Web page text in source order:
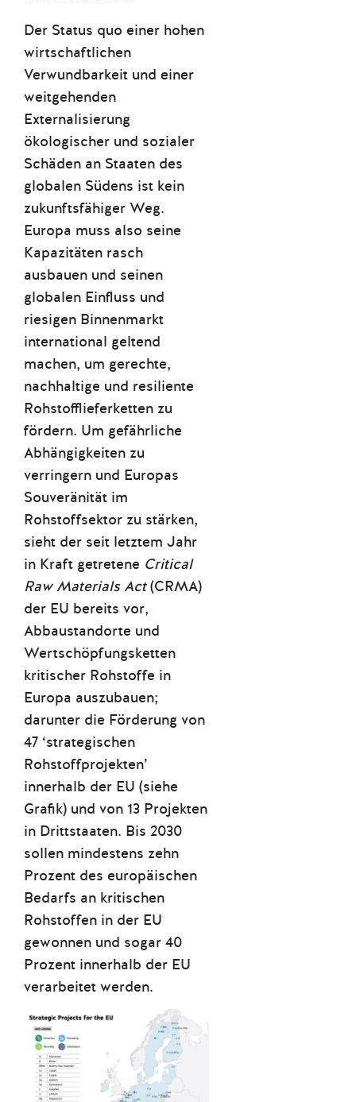
Der Status quo einer hohen
wirtschaftlichen
Verwundbarkeit und einer
weitgehenden
Externalisierung
ökologischer und sozialer
Schäden an Staaten des
globalen Südens ist kein
zukunftsfähiger Weg.
Europa muss also seine
Kapazitäten rasch
ausbauen und seinen
globalen Einfluss und
riesigen Binnenmarkt
international geltend
machen, um gerechte,
nachhaltige und resiliente
Rohstofflieferketten zu
fördern. Um gefährliche
Abhängigkeiten zu
verringern und Europas
Souveränität im
Rohstoffsektor zu stärken,
sieht der seit letztem Jahr
in Kraft getretene Critical
Raw Materials Act(CRMA)
der EU bereits vor,
Abbaustandorte und
Wertschöpfungsketten
kritischer Rohstoffe in
Europa auszubauen;
darunter die Förderung von
47 ‘strategischen
Rohstoffprojekten’
innerhalb der EU (siehe
Grafik) und von 13 Projekten
in Drittstaaten. Bis 2030
sollen mindestens zehn
Prozent des europäischen
Bedarfs an kritischen
Rohstoffen in der EU
gewonnen und sogar 40
Prozent innerhalb der EU
verarbeitet werden.